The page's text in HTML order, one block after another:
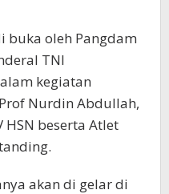
buka oleh Pangdam
TNI
kegiatan
Nurdin Abdullah,
HSN beserta Atlet
akan di gelar di